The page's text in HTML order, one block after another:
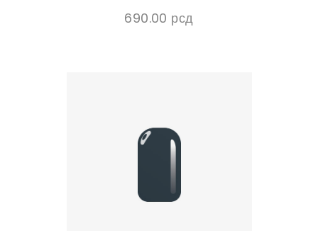
690.00 рсд